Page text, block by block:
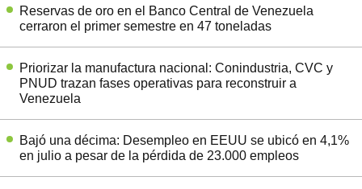
Reservas de oro en el Banco Central de Venezuela
cerraron el primer semestre en 47 toneladas
Priorizar la manufactura nacional: Conindustria, CVC y
PNUD trazan fases operativas para reconstruir a
Venezuela
Bajó una décima: Desempleo en EEUU se ubicó en 4,1%
en julio a pesar de la pérdida de 23.000 empleos